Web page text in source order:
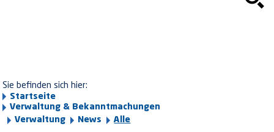
Sie befinden sich hier:
Startseite
Verwaltung & Bekanntmachungen
Verwaltung
News Alle